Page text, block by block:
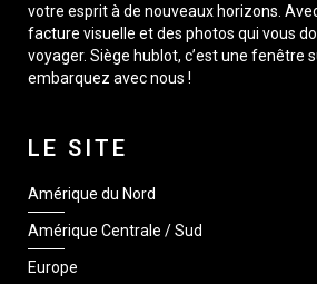
votre esprit à de nouveaux horizons.
facture visuelle et des photos qui vous
voyager. Siège hublot, c’est une fenêtre
embarquez avec nous !
LE SITE
Amérique du Nord
Amérique Centrale / Sud
Europe